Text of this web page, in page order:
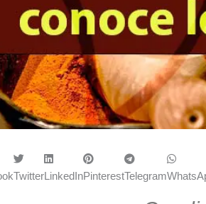
TwitterLinkedInPinterestTelegram